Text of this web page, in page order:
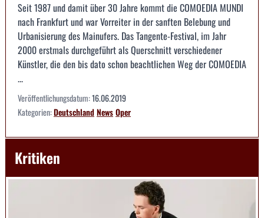
Seit 1987 und damit über 30 Jahre kommt die COMOEDIA MUNDI
nach Frankfurt und war Vorreiter in der sanften Belebung und
Urbanisierung des Mainufers. Das Tangente-Festival, im Jahr
2000 erstmals durchgeführt als Querschnitt verschiedener
Künstler, die den bis dato schon beachtlichen Weg der COMOEDIA
...
Veröffentlichungsdatum:16.06.2019
Kategorien:DeutschlandNewsOper
Kritiken